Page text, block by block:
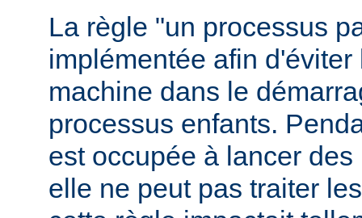
La règle "un processus
implémentée afin
machine dans le
processus enfants.
est occupée à lancer
elle ne peut pas traiter